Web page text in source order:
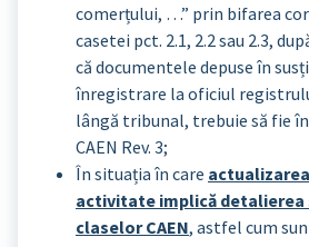
comerțului, …” prin bifarea
casetei pct. 2.1, 2.2 sau 2.3,
că documentele depuse în
înregistrare la oficiul
lângă tribunal, trebuie să fie
CAEN Rev. 3;
În situația în care
activitate implică detalierea
claselor CAEN, astfel cum